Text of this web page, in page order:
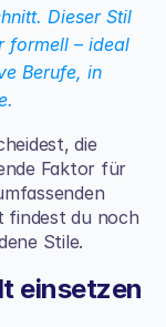
Dieser Stil
formell – ideal
Berufe, in
die
Faktor für
findest du noch
Stile.
einsetzen